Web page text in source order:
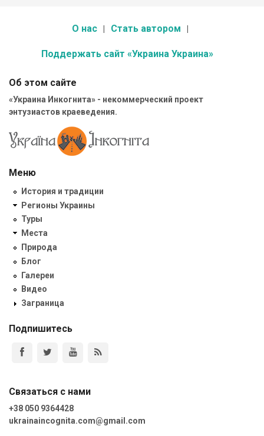
О нас Стать автором
Поддержать сайт «Украина Украина»
Об этом сайте
«Украина Инкогнита» - некоммерческий проект
энтузиастов краеведения.
Меню
История и традиции
Регионы Украины
Туры
Места
Природа
Блог
Галереи
Видео
Заграница
Подпишитесь
Связаться с нами
+38 050 9364428
ukrainaincognita.com@gmail.com